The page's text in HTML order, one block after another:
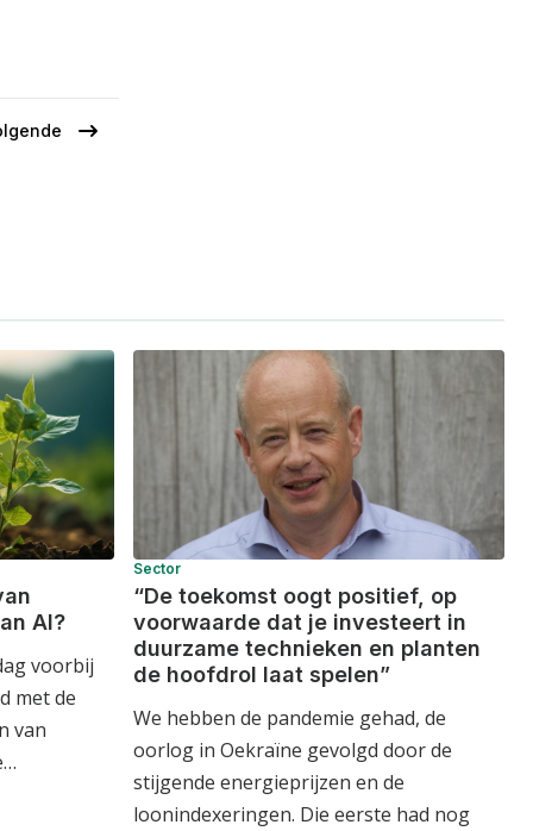
AI?
voorbij
met de
van
Sector
“De toekomst oogt positief, op
voorwaarde dat je investeert in
duurzame technieken en planten
de hoofdrol laat spelen”
We hebben de pandemie gehad, de
oorlog in Oekraïne gevolgd door de
stijgende energieprijzen en de
loonindexeringen. Die eerste had nog